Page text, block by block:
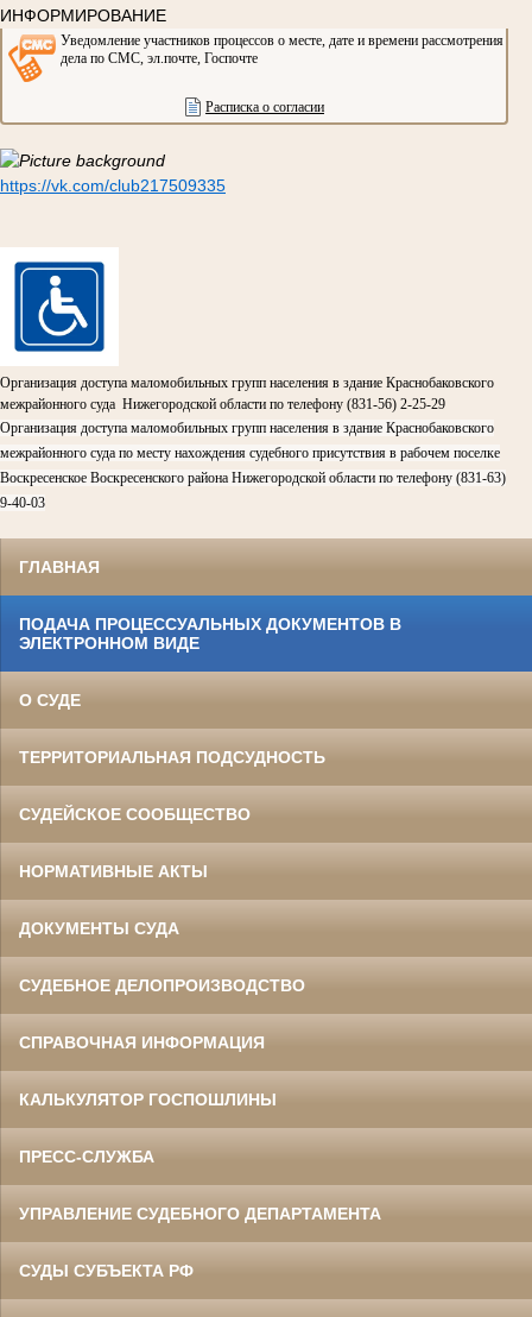
ИНФОРМИРОВАНИЕ
Уведомление участников процессов о месте, дате и времени рассмотрения
дела по СМС, эл.почте, Госпочте
Расписка о согласии
https://vk.com/club217509335
Организация доступа маломобильных групп населения в здание Краснобаковского
межрайонного суда Нижегородской области по телефону (831-56) 2-25-29
Организация доступа маломобильных групп населения в здание Краснобаковского
межрайонного суда по месту нахождения судебного присутствия в рабочем поселке
Воскресенское Воскресенского района Нижегородской области по телефону (831-63)
9-40-03
ГЛАВНАЯ
ПОДАЧА ПРОЦЕССУАЛЬНЫХ ДОКУМЕНТОВ В
ЭЛЕКТРОННОМ ВИДЕ
О СУДЕ
ТЕРРИТОРИАЛЬНАЯ ПОДСУДНОСТЬ
СУДЕЙСКОЕ СООБЩЕСТВО
НОРМАТИВНЫЕ АКТЫ
ДОКУМЕНТЫ СУДА
СУДЕБНОЕ ДЕЛОПРОИЗВОДСТВО
СПРАВОЧНАЯ ИНФОРМАЦИЯ
КАЛЬКУЛЯТОР ГОСПОШЛИНЫ
ПРЕСС-СЛУЖБА
УПРАВЛЕНИЕ СУДЕБНОГО ДЕПАРТАМЕНТА
СУДЫ СУБЪЕКТА РФ